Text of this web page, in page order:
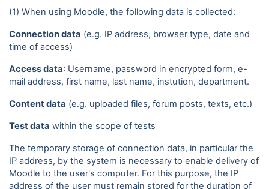
(1) When using Moodle, the following data is collected:
Connection data (e.g. IP address, browser type, date and
time of access)
Access data: Username, password in encrypted form, e-
mail address, first name, last name, instution, department.
Content data (e.g. uploaded files, forum posts, texts, etc.)
Test data within the scope of tests
The temporary storage of connection data, in particular the
IP address, by the system is necessary to enable delivery of
Moodle to the user's computer. For this purpose, the IP
address of the user must remain stored for the duration of